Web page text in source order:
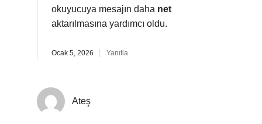
okuyucuya mesajın daha net
aktarılmasına yardımcı oldu.
Ocak 5, 2026 Yanıtla
Ateş